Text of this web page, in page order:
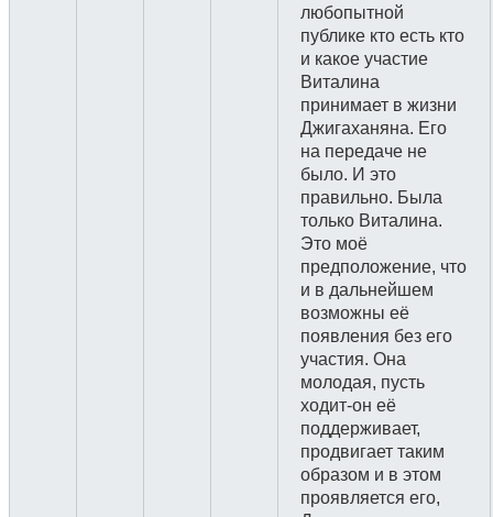
любопытной
публике кто есть кто
и какое участие
Виталина
принимает в жизни
Джигаханяна. Его
на передаче не
было. И это
правильно. Была
только Виталина.
Это моё
предположение, что
и в дальнейшем
возможны её
появления без его
участия. Она
молодая, пусть
ходит-он её
поддерживает,
продвигает таким
образом и в этом
проявляется его,